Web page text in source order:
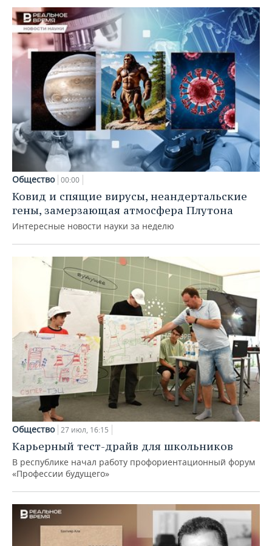
Общество 00:00
Ковид и спящие вирусы, неандертальские
гены, замерзающая атмосфера Плутона
Интересные новости науки за неделю
Общество 27 июл, 16:15
Карьерный тест-драйв для школьников
В республике начал работу профориентационный форум
«Профессии будущего»